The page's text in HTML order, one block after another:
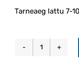
Tarneaeg lattu 7-
S80